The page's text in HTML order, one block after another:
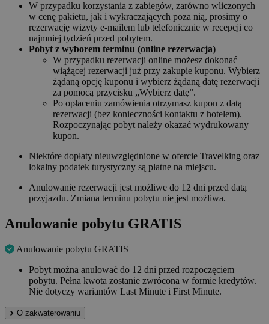
W przypadku korzystania z zabiegów, zarówno wliczonych
w cenę pakietu, jak i wykraczających poza nią, prosimy o
rezerwację wizyty e-mailem lub telefonicznie w recepcji co
najmniej tydzień przed pobytem.
Pobyt z wyborem terminu (online rezerwacja)
W przypadku rezerwacji online możesz dokonać
wiążącej rezerwacji już przy zakupie kuponu. Wybierz
żądaną opcję kuponu i wybierz żądaną datę rezerwacji
za pomocą przycisku „Wybierz datę”.
Po opłaceniu zamówienia otrzymasz kupon z datą
rezerwacji (bez konieczności kontaktu z hotelem).
Rozpoczynając pobyt należy okazać wydrukowany
kupon.
Niektóre dopłaty nieuwzględnione w ofercie Travelking oraz
lokalny podatek turystyczny są płatne na miejscu.
Anulowanie rezerwacji jest możliwe do 12 dni przed datą
przyjazdu. Zmiana terminu pobytu nie jest możliwa.
Anulowanie pobytu GRATIS
Anulowanie pobytu GRATIS
Pobyt można anulować do 12 dni przed rozpoczęciem
pobytu. Pełna kwota zostanie zwrócona w formie kredytów.
Nie dotyczy wariantów Last Minute i First Minute.
O zakwaterowaniu